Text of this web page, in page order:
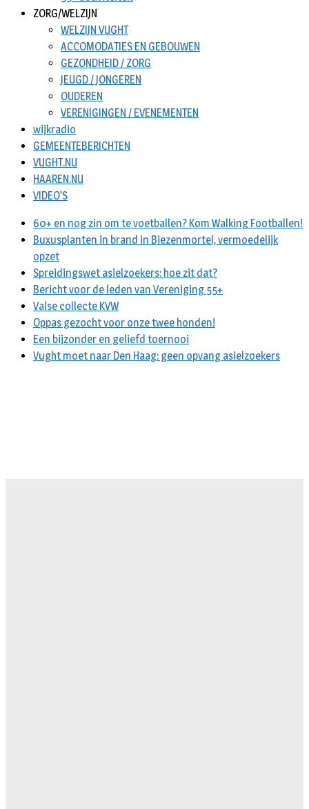
ZORG/WELZIJN
WELZIJN VUGHT
ACCOMODATIES EN GEBOUWEN
GEZONDHEID / ZORG
JEUGD / JONGEREN
OUDEREN
VERENIGINGEN / EVENEMENTEN
wijkradio
GEMEENTEBERICHTEN
VUGHT.NU
HAAREN.NU
VIDEO’S
60+ en nog zin om te voetballen? Kom Walking Footballen!
Buxusplanten in brand in Biezenmortel, vermoedelijk
opzet
Spreidingswet asielzoekers: hoe zit dat?
Bericht voor de leden van Vereniging 55+
Valse collecte KVW
Oppas gezocht voor onze twee honden!
Een bijzonder en geliefd toernooi
Vught moet naar Den Haag: geen opvang asielzoekers